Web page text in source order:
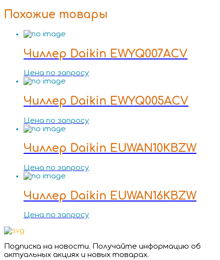
Похожие товары
Чиллер Daikin EWYQ007ACV
Цена по запросу
Чиллер Daikin EWYQ005ACV
Цена по запросу
Чиллер Daikin EUWAN10KBZW
Цена по запросу
Чиллер Daikin EUWAN16KBZW
Цена по запросу
Подписка на новости. Получайте информацию об
актуальных акциях и новых товарах.